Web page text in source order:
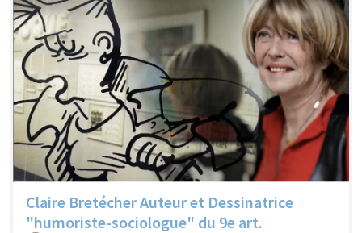
Claire Bretécher Auteur et Dessinatrice
"humoriste-sociologue" du 9e art.